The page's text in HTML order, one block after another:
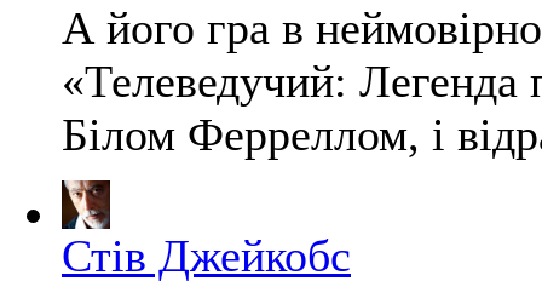
А його гра в
«Телеведучий: Легенда
Білом Ферреллом, і
Стів Джейкобс